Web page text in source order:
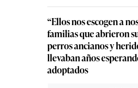
“Ellos nos escogen a
familias que abrieron
perros ancianos y
llevaban años
adoptados